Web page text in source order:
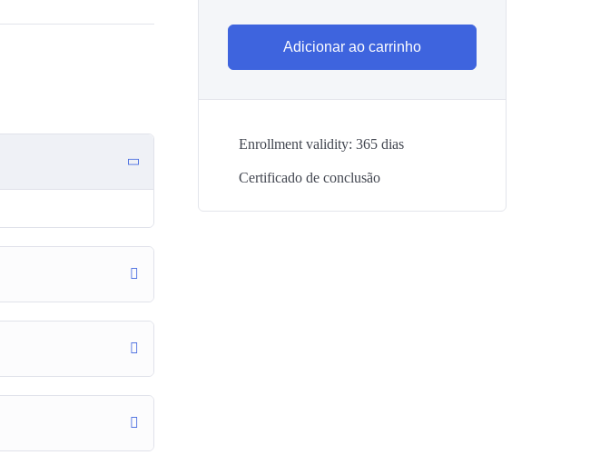
Adicionar ao carrinho
Enrollment validity: 365 dias
Certificado de conclusão